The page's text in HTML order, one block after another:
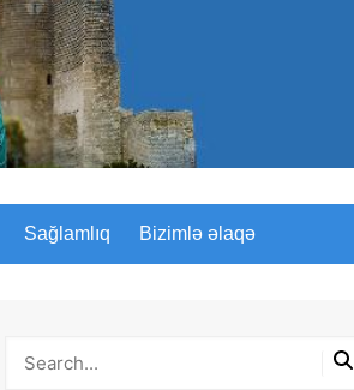
Sağlamlıq Bizimlə əlaqə